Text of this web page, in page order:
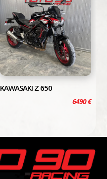
KAWASAKI Z 650
6490€